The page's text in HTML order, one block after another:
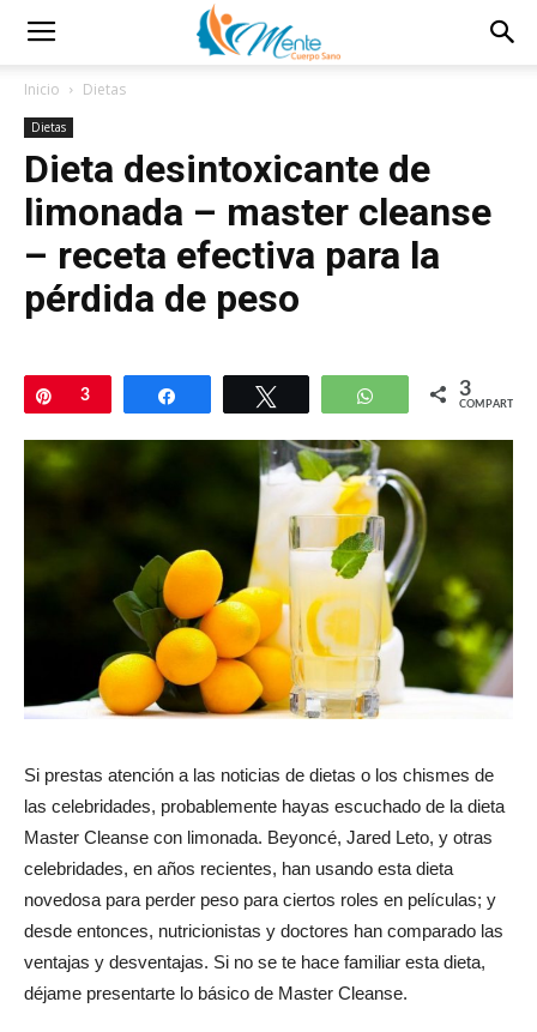
Inicio Dietas
Dietas
Dieta desintoxicante de
limonada – master cleanse
– receta efectiva para la
pérdida de peso
Pin
3 Compartir WhatsApp
3
COMPARTIR
Si prestas atención a las noticias de dietas o los chismes de
las celebridades, probablemente hayas escuchado de la dieta
Master Cleanse con limonada. Beyoncé, Jared Leto, y otras
celebridades, en años recientes, han usando esta dieta
novedosa para perder peso para ciertos roles en películas; y
desde entonces, nutricionistas y doctores han comparado las
ventajas y desventajas. Si no se te hace familiar esta dieta,
déjame presentarte lo básico de Master Cleanse.